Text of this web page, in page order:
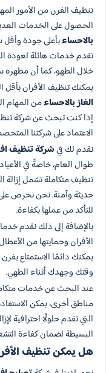
تنظيف الفرن من الأمور
الحصول على الخدمات
بالاحساءبأعلى جودة وأقل
تقدم خدمات هائلة لعودة
خلال الطهو، كما أن مظهره
يمكنك تنظيف الأفران بأقل
الغاز بالاحساءمن المهام
إذا كنت تبحث عن شركة
الاعتماد على شركتنا
نقدم لك فيشركة تنظيف
طوال العام، خاصةً في
تنظيف متكاملة تشمل إزالة
حديثة وآمنة. نحن نحرص
للتأكد من عملها بكفاءة.
بالإضافة إلى ذلك نقدم
الأفران وحمايتها من
يمكنك دائمًا الاستمتاع
وقتك وجهدك أثناء الطهي.
عند البحث عن خدمات
مناطق أخرى، يمكن
التي تقدم حلولًا احترافية
البسيطة لضمان كفاءة
هل يمكن تنظيف